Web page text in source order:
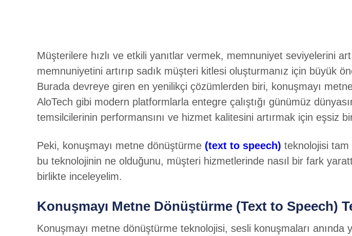
Müşterilere hızlı ve etkili yanıtlar vermek, memnuniyet seviyelerini
memnuniyetini artırıp sadık müşteri kitlesi oluşturmanız için büyük
Burada devreye giren en yenilikçi çözümlerden biri, konuşmayı
AloTech gibi modern platformlarla entegre çalıştığı günümüz
temsilcilerinin performansını ve hizmet kalitesini artırmak için eşsiz
Peki, konuşmayı metne dönüştürme (text to speech) teknolojisi tam
bu teknolojinin ne olduğunu, müşteri hizmetlerinde nasıl bir fark
birlikte inceleyelim.
Konuşmayı Metne Dönüştürme (Text to Speech)
Konuşmayı metne dönüştürme teknolojisi, sesli konuşmaları anında